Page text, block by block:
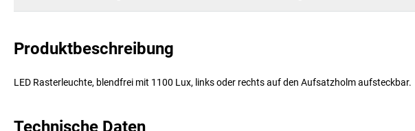
Produktbeschreibung
LED Rasterleuchte, blendfrei mit 1100 Lux, links oder rechts auf den Aufsatzholm aufsteckbar.
Technische Daten